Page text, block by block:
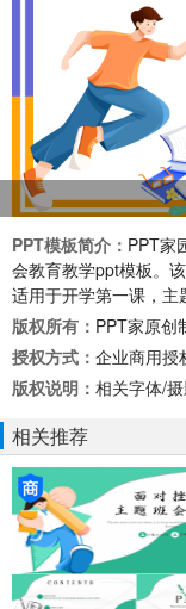
PPT模板简介： PPT家
会教育教学ppt模板。
适用于开学第一课，主
版权所有： PPT家原创
授权方式： 企业商用授
版权说明： 相关字体/
相关推荐